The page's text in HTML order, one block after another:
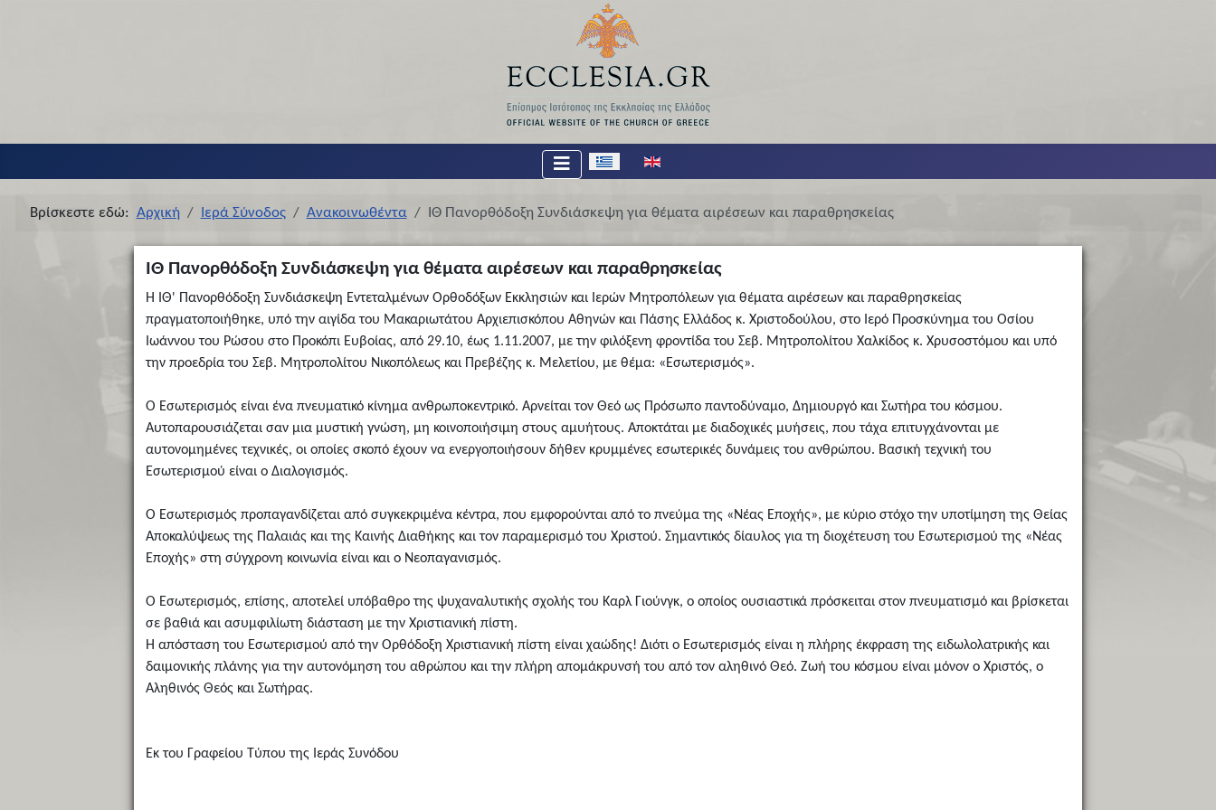
Επιλέξτε τη γλώσσα σας
Βρίσκεστε εδώ: Αρχική Ιερά Σύνοδος Ανακοινωθέντα ΙΘ Πανορθόδοξη Συνδιάσκεψη για θέματα αιρέσεων και παραθρησκείας
ΙΘ Πανορθόδοξη Συνδιάσκεψη για θέματα αιρέσεων και παραθρησκείας
Η ΙΘ' Πανορθόδοξη Συνδιάσκεψη Εντεταλμένων Ορθοδόξων Εκκλησιών και Ιερών Μητροπόλεων για θέματα αιρέσεων και παραθρησκείας
πραγματοποιήθηκε, υπό την αιγίδα του Μακαριωτάτου Αρχιεπισκόπου Αθηνών και Πάσης Ελλάδος κ. Χριστοδούλου, στο Ιερό Προσκύνημα του Οσίου
Ιωάννου του Ρώσου στο Προκόπι Ευβοίας, από 29.10, έως 1.11.2007, με την φιλόξενη φροντίδα του Σεβ. Μητροπολίτου Χαλκίδος κ. Χρυσοστόμου και υπό
την προεδρία του Σεβ. Μητροπολίτου Νικοπόλεως και Πρεβέζης κ. Μελετίου, με θέμα: «Εσωτερισμός».
Ο Εσωτερισμός είναι ένα πνευματικό κίνημα ανθρωποκεντρικό. Αρνείται τον Θεό ως Πρόσωπο παντοδύναμο, Δημιουργό και Σωτήρα του κόσμου.
Αυτοπαρουσιάζεται σαν μια μυστική γνώση, μη κοινοποιήσιμη στους αμυήτους. Αποκτάται με διαδοχικές μυήσεις, που τάχα επιτυγχάνονται με
αυτονομημένες τεχνικές, οι οποίες σκοπό έχουν να ενεργοποιήσουν δήθεν κρυμμένες εσωτερικές δυνάμεις του ανθρώπου. Βασική τεχνική του
Εσωτερισμού είναι ο Διαλογισμός.
Ο Εσωτερισμός προπαγανδίζεται από συγκεκριμένα κέντρα, που εμφορούνται από το πνεύμα της «Νέας Εποχής», με κύριο στόχο την υποτίμηση της Θείας
Αποκαλύψεως της Παλαιάς και της Καινής Διαθήκης και τον παραμερισμό του Χριστού. Σημαντικός δίαυλος για τη διοχέτευση του Εσωτερισμού της «Νέας
Εποχής» στη σύγχρονη κοινωνία είναι και ο Νεοπαγανισμός.
Ο Εσωτερισμός, επίσης, αποτελεί υπόβαθρο της ψυχαναλυτικής σχολής του Καρλ Γιούνγκ, ο οποίος ουσιαστικά πρόσκειται στον πνευματισμό και βρίσκεται
σε βαθιά και ασυμφιλίωτη διάσταση με την Χριστιανική πίστη.
Η απόσταση του Εσωτερισμού από την Ορθόδοξη Χριστιανική πίστη είναι χαώδης! Διότι ο Εσωτερισμός είναι η πλήρης έκφραση της ειδωλολατρικής και
δαιμονικής πλάνης για την αυτονόμηση του αθρώπου και την πλήρη απομάκρυνσή του από τον αληθινό Θεό. Ζωή του κόσμου είναι μόνον ο Χριστός, ο
Αληθινός Θεός και Σωτήρας.
Εκ του Γραφείου Τύπου της Ιεράς Συνόδου